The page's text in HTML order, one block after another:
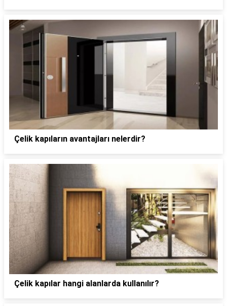
Çelik kapıların avantajları nelerdir?
Çelik kapılar hangi alanlarda kullanılır?